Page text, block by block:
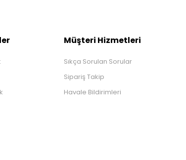
Müşteri Hizmetleri
Sıkça Sorulan Sorular
Sipariş Takip
Havale Bildirimleri